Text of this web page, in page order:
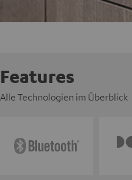
Features
Alle Technologien im Überblick